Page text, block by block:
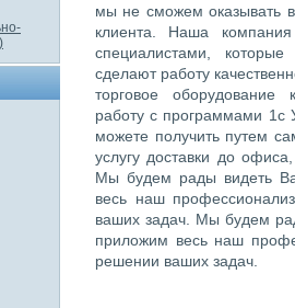
мы не сможем оказывать
клиента. Наша компания
специалистами,
сделают работу
торговое оборудование
работу с программами 1с
можете получить путем
услугу доставки до
Мы будем рады видеть
весь наш
ваших задач. Мы будем
приложим весь наш
решении ваших задач.